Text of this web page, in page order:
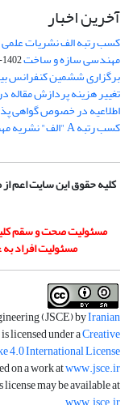
آخرین اخبار
کسب رتبه الف نشریات
مهندسی سازه و ساخت1402-06-17
برگزاری ششمین کنفرانس
تغییر هزینه پردازش مقاله
اطلاعیه در خصوص گواهی
کسب رتبه A "الف" نشریه مهندسی سازه و ساخت
کلیه حقوق این سایت اعم
مسئولیت صحت و سقم کلیه
مسئولیت افراد
(JSCE) byIranian
is licensed under aCreative
4.0 International License
on a work atwww.jsce.ir
may be available at